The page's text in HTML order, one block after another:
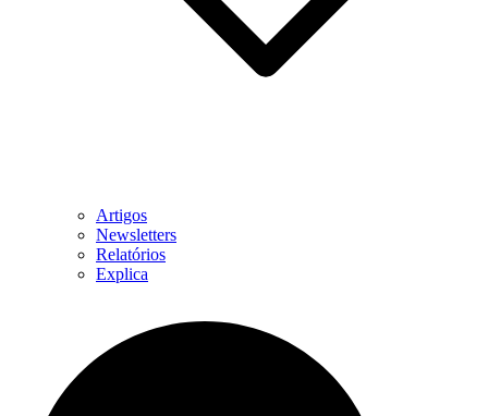
Artigos
Newsletters
Relatórios
Explica